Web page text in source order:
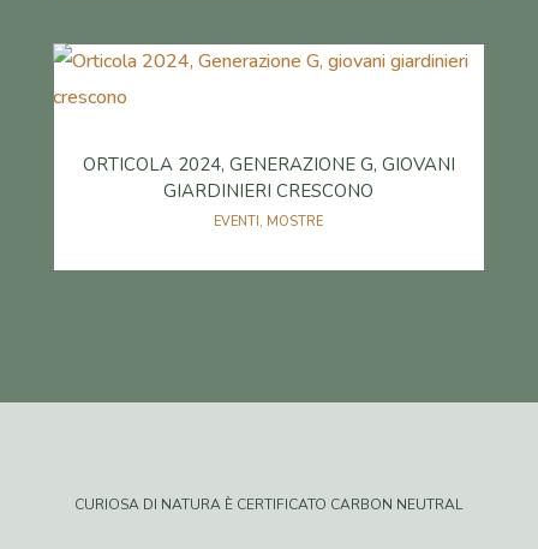
ORTICOLA 2024, GENERAZIONE G, GIOVANI
GIARDINIERI CRESCONO
EVENTI, MOSTRE
CURIOSA DI NATURA È CERTIFICATO CARBON NEUTRAL